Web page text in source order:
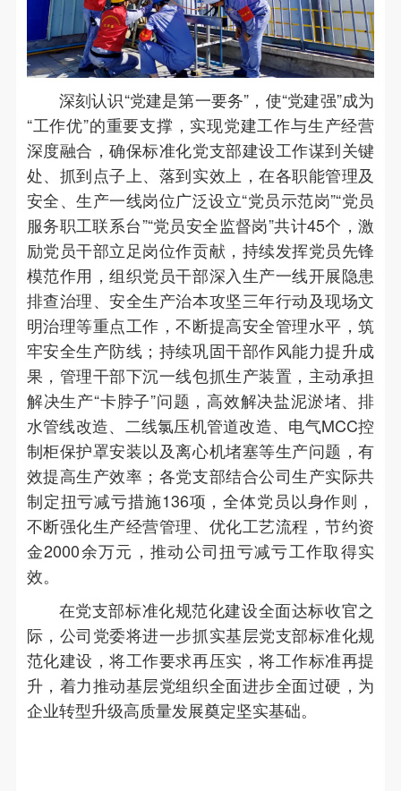
深刻认识“党建是第一要务”，使“党建强”成为
“工作优”的重要支撑，实现党建工作与生产经营
深度融合，确保标准化党支部建设工作谋到关键
处、抓到点子上、落到实效上，在各职能管理及
安全、生产一线岗位广泛设立“党员示范岗”“党员
服务职工联系台”“党员安全监督岗”共计45个，激
励党员干部立足岗位作贡献，持续发挥党员先锋
模范作用，组织党员干部深入生产一线开展隐患
排查治理、安全生产治本攻坚三年行动及现场文
明治理等重点工作，不断提高安全管理水平，筑
牢安全生产防线；持续巩固干部作风能力提升成
果，管理干部下沉一线包抓生产装置，主动承担
解决生产“卡脖子”问题，高效解决盐泥淤堵、排
水管线改造、二线氯压机管道改造、电气MCC控
制柜保护罩安装以及离心机堵塞等生产问题，有
效提高生产效率；各党支部结合公司生产实际共
制定扭亏减亏措施136项，全体党员以身作则，
不断强化生产经营管理、优化工艺流程，节约资
金2000余万元，推动公司扭亏减亏工作取得实
效。
在党支部标准化规范化建设全面达标收官之
际，公司党委将进一步抓实基层党支部标准化规
范化建设，将工作要求再压实，将工作标准再提
升，着力推动基层党组织全面进步全面过硬，为
企业转型升级高质量发展奠定坚实基础。